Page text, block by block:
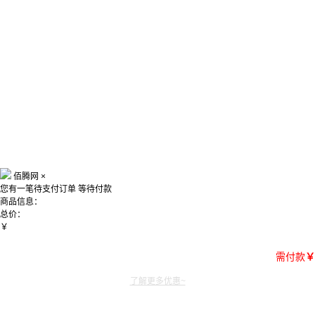
佰腾网 ×
您有一笔待支付订单 等待付款
商品信息：
总价：
￥
需付款￥
了解更多优惠~